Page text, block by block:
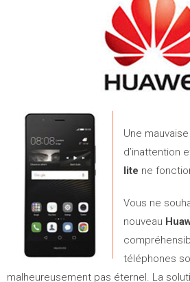
Une
d’inattention
lite ne
Vous ne
nouveau
téléphones
malheureusement pas éternel. La